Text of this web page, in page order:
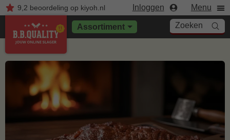
9,2 beoordelingop kiyoh.nl Inloggen Menu
Assortiment Zoeken